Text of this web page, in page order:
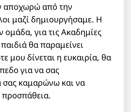
αποχωρώ από την
μαζί δημιουργήσαμε. Η
ομάδα, για τις Ακαδημίες
θα παραμείνει
μου δίνεται η ευκαιρία, θα
για να σας
καμαρώνω και να
προσπάθεια.